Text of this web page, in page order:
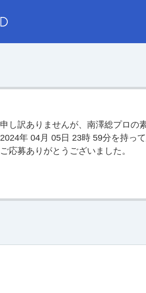
申し訳ありませんが、南澤総プロの
2024年 04月 05日 23時 59分を持っ
ご応募ありがとうございました。